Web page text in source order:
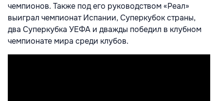
чемпионов. Также под его руководством «Реал»
выиграл чемпионат Испании, Суперкубок страны,
два Суперкубка УЕФА и дважды победил в клубном
чемпионате мира среди клубов.